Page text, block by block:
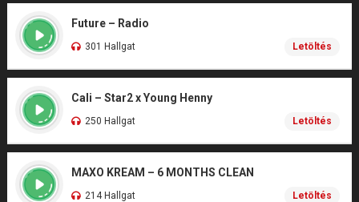
Future – Radio
301 Hallgat Letöltés
Cali – Star2 x Young Henny
250 Hallgat Letöltés
MAXO KREAM – 6 MONTHS CLEAN
214 Hallgat Letöltés